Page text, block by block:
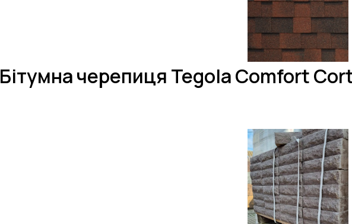
Бітумна черепиця Tegola Comfort